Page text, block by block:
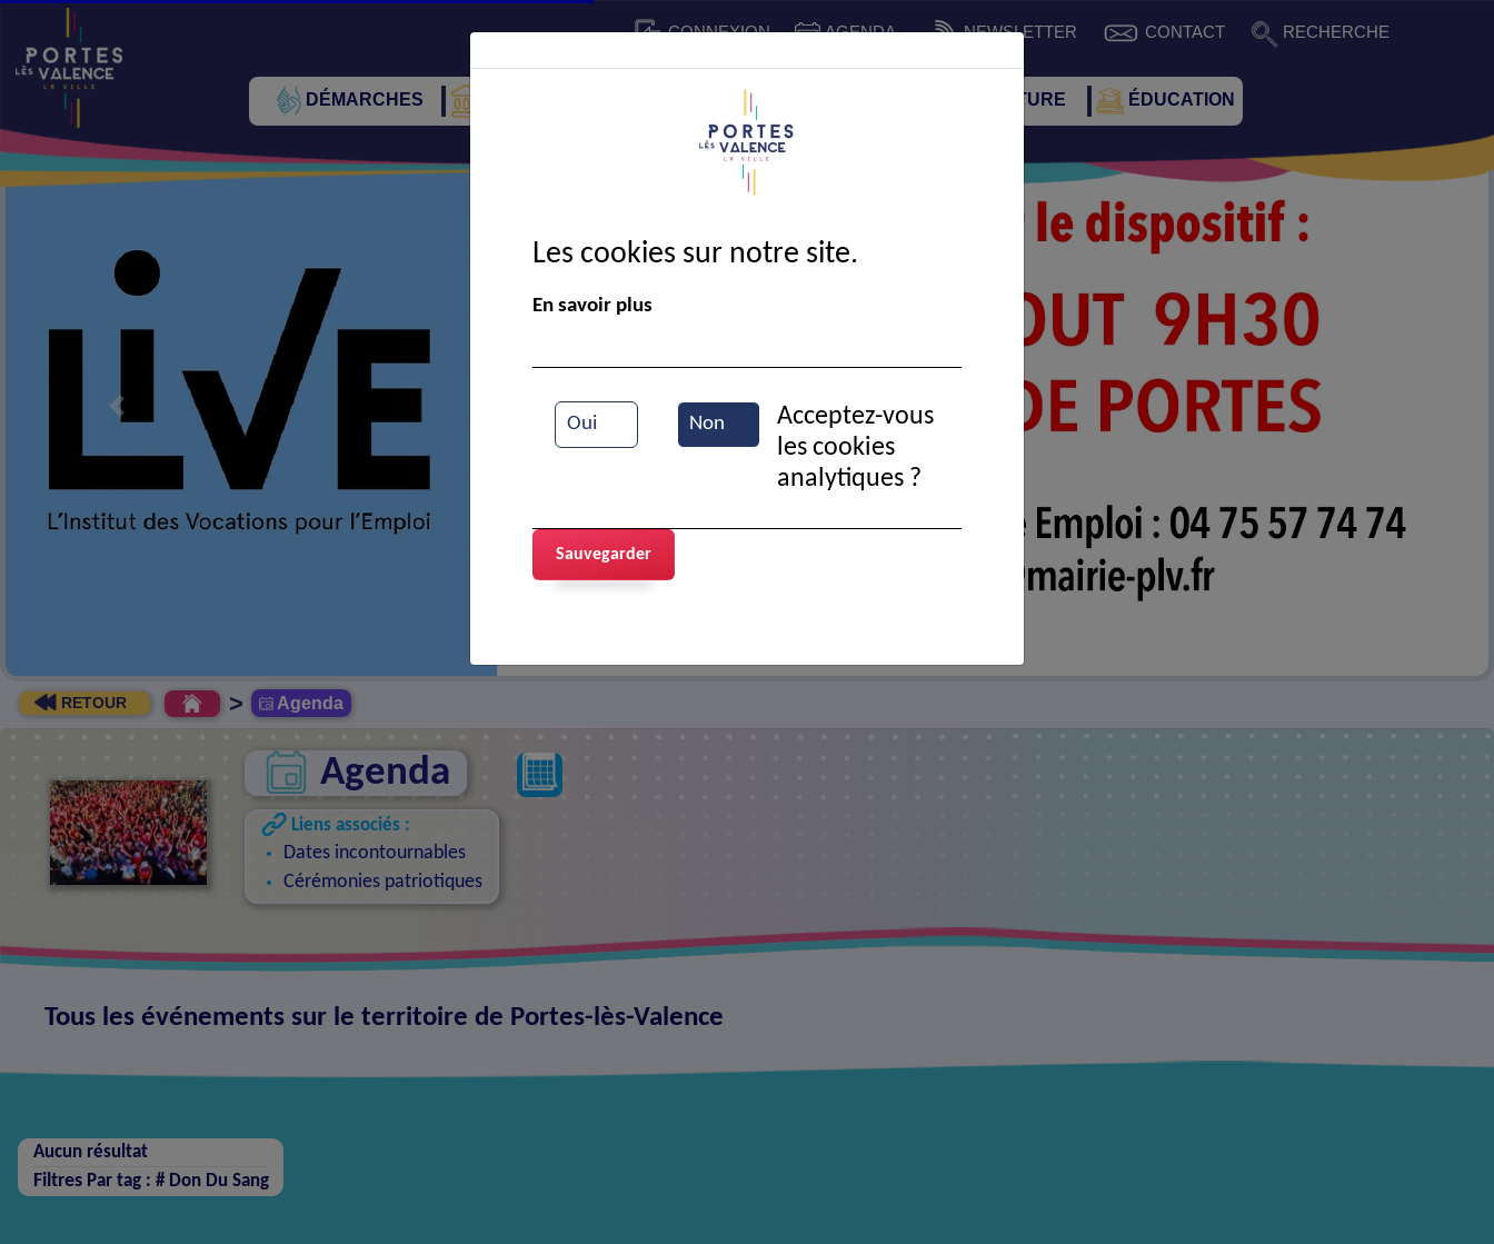
CONNEXION AGENDA NEWSLETTER CONTACT RECHERCHE
DÉMARCHES CADRE DE VIE SPORT ET CULTURE ÉDUCATION
Précédent
RETOUR > Agenda
Agenda
Liens associés :
Dates incontournables
Cérémonies patriotiques
Tous les événements sur le territoire de Portes-lès-Valence
Aucun résultat
Filtres Par tag : # Don Du Sang
Les cookies sur notre site.
En savoir plus
Oui Non
Acceptez-vous
les cookies
analytiques ?
Sauvegarder